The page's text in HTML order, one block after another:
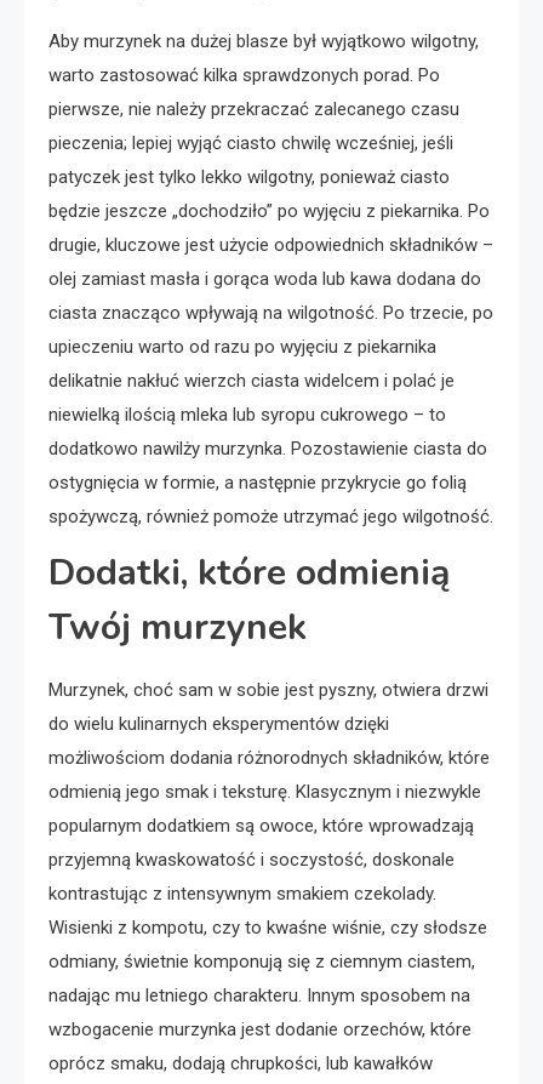
Aby murzynek na dużej blasze był wyjątkowo wilgotny,
warto zastosować kilka sprawdzonych porad. Po
pierwsze, nie należy przekraczać zalecanego czasu
pieczenia; lepiej wyjąć ciasto chwilę wcześniej, jeśli
patyczek jest tylko lekko wilgotny, ponieważ ciasto
będzie jeszcze „dochodziło” po wyjęciu z piekarnika. Po
drugie, kluczowe jest użycie odpowiednich składników –
olej zamiast masła i gorąca woda lub kawa dodana do
ciasta znacząco wpływają na wilgotność. Po trzecie, po
upieczeniu warto od razu po wyjęciu z piekarnika
delikatnie nakłuć wierzch ciasta widelcem i polać je
niewielką ilością mleka lub syropu cukrowego – to
dodatkowo nawilży murzynka. Pozostawienie ciasta do
ostygnięcia w formie, a następnie przykrycie go folią
spożywczą, również pomoże utrzymać jego wilgotność.
Dodatki, które odmienią
Twój murzynek
Murzynek, choć sam w sobie jest pyszny, otwiera drzwi
do wielu kulinarnych eksperymentów dzięki
możliwościom dodania różnorodnych składników, które
odmienią jego smak i teksturę. Klasycznym i niezwykle
popularnym dodatkiem są owoce, które wprowadzają
przyjemną kwaskowatość i soczystość, doskonale
kontrastując z intensywnym smakiem czekolady.
Wisienki z kompotu, czy to kwaśne wiśnie, czy słodsze
odmiany, świetnie komponują się z ciemnym ciastem,
nadając mu letniego charakteru. Innym sposobem na
wzbogacenie murzynka jest dodanie orzechów, które
oprócz smaku, dodają chrupkości, lub kawałków